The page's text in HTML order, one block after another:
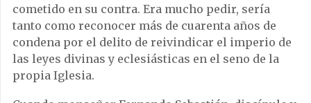
cometido en su contra. Era mucho pedir, sería
tanto como reconocer más de cuarenta años de
condena por el delito de reivindicar el imperio de
las leyes divinas y eclesiásticas en el seno de la
propia Iglesia.